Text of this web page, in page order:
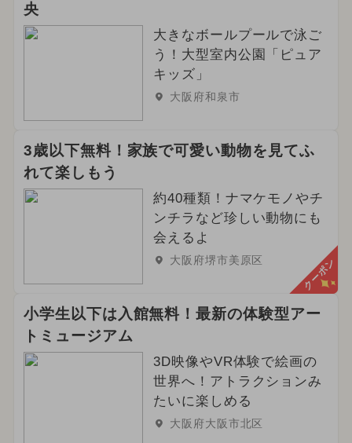
央
大きなボールプールで泳ご
う！大型室内公園「ピュア
キッズ」
大阪府和泉市
3歳以下無料！家族で可愛い動物を見てふ
れて楽しもう
約40種類！ナマケモノやチ
ンチラなど珍しい動物にも
会えるよ
大阪府堺市美原区 クーポン
小学生以下は入館無料！最新の体験型アー
トミュージアム
3D映像やVR体験で絵画の
世界へ！アトラクションみ
たいに楽しめる
大阪府大阪市北区